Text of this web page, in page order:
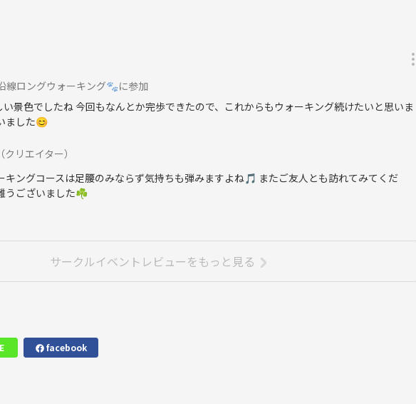
線ロングウォーキング🐾に参加
景色でしたね 今回もなんとか完歩できたので、これからもウォーキング続けたいと思いま
ました😊
（クリエイター）
キングコースは足腰のみならず気持ちも弾みますよね🎵 またご友人とも訪れてみてくだ
うございました☘️
サークルイベントレビューをもっと見る
facebook